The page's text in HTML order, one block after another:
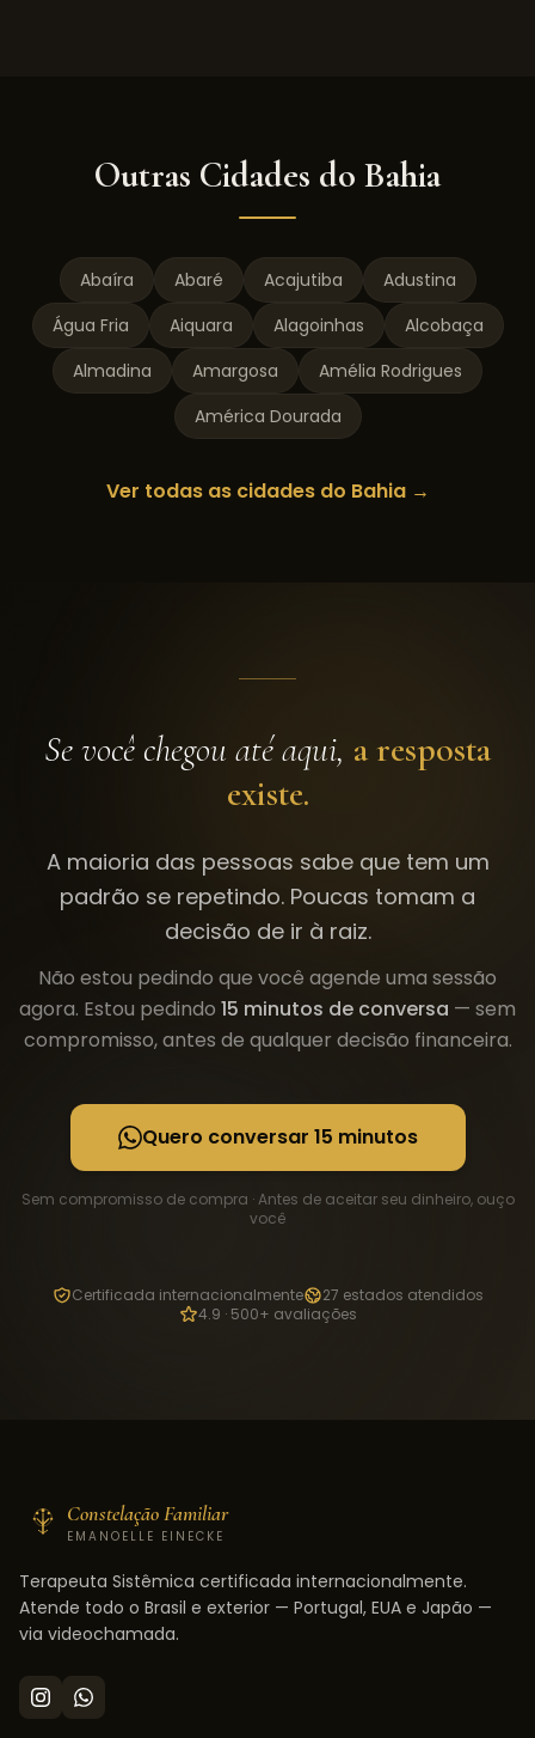
Outras Cidades do Bahia
Abaíra Abaré Acajutiba
Adustina
Água Fria
Aiquara Alagoinhas
Alcobaça
Almadina
Amargosa
Amélia Rodrigues
América Dourada
Ver todas as cidades do Bahia→
Se você chegou até aqui, a resposta
existe.
A maioria das pessoas sabe que tem um
padrão se repetindo. Poucas tomam a
decisão de ir à raiz.
Não estou pedindo que você agende uma sessão
agora. Estou pedindo 15 minutos de conversa — sem
compromisso, antes de qualquer decisão financeira.
Quero conversar 15 minutos
Sem compromisso de compra · Antes de aceitar seu dinheiro, ouço
você
Certificada internacionalmente
27 estados atendidos
4.9 · 500+ avaliações
Constelação Familiar
EMANOELLE EINECKE
Terapeuta Sistêmica certificada internacionalmente.
Atende todo o Brasil e exterior — Portugal, EUA e Japão —
via videochamada.